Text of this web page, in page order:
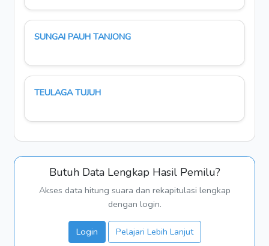
SUNGAI PAUH TANJONG
TEULAGA TUJUH
Butuh Data Lengkap Hasil Pemilu?
Akses data hitung suara dan rekapitulasi lengkap
dengan login.
Login Pelajari Lebih Lanjut